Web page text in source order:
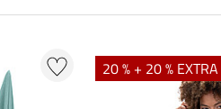
20 % + 20 % EXTRA